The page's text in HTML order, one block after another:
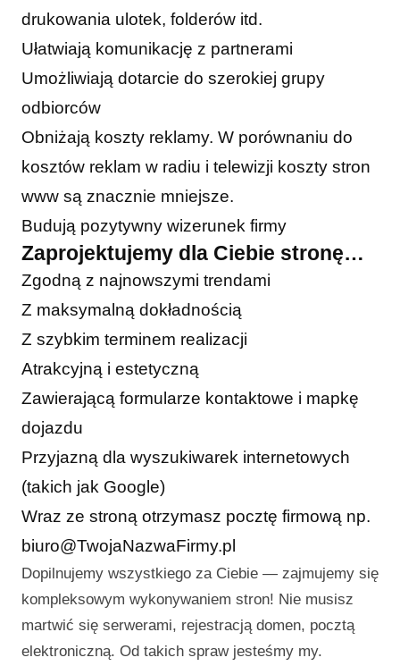
drukowania ulotek, folderów itd.
Ułatwiają komunikację z partnerami
Umożliwiają dotarcie do szerokiej grupy
odbiorców
Obniżają koszty reklamy. W porównaniu do
kosztów reklam w radiu i telewizji koszty stron
www są znacznie mniejsze.
Budują pozytywny wizerunek firmy
Zaprojektujemy dla Ciebie stronę…
Zgodną z najnowszymi trendami
Z maksymalną dokładnością
Z szybkim terminem realizacji
Atrakcyjną i estetyczną
Zawierającą formularze kontaktowe i mapkę
dojazdu
Przyjazną dla wyszukiwarek internetowych
(takich jak Google)
Wraz ze stroną otrzymasz pocztę firmową np.
biuro@TwojaNazwaFirmy.pl
Dopilnujemy wszystkiego za Ciebie — zajmujemy się
kompleksowym wykonywaniem stron! Nie musisz
martwić się serwerami, rejestracją domen, pocztą
elektroniczną. Od takich spraw jesteśmy my.